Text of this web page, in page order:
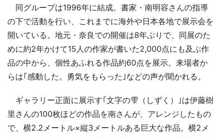
同グループは1996年に結成。書家・南明容さんの指導
の下で活動を行い、これまでに海外や日本各地で展示会を
開いている。地元・奈良での開催は8年ぶりで、同展のた
めに約2年かけて15人の作家が書いた2,000点にも及ぶ作
品の中から、個性あふれる作品約60点を展示。来場者か
らは｢感動した。勇気をもらった｣などの声が聞かれる。
ギャラリー正面に展示す｢文字の雫（しずく）｣は伊藤樹
里さんの100枚ほどの作品を南さんが、アレンジしたもの
で、横2.2メートル×縦3メートルある巨大な作品。横2メ